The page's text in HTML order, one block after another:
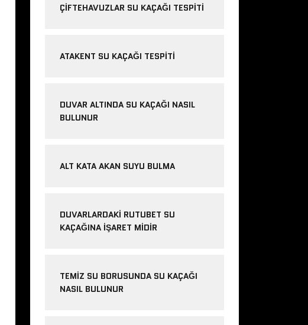
ÇIFTEHAVUZLAR SU KAÇAĞI TESPITI
ATAKENT SU KAÇAĞI TESPITI
DUVAR ALTINDA SU KAÇAĞI NASIL
BULUNUR
ALT KATA AKAN SUYU BULMA
DUVARLARDAKI RUTUBET SU
KAÇAĞINA İŞARET MIDIR
TEMIZ SU BORUSUNDA SU KAÇAĞI
NASIL BULUNUR